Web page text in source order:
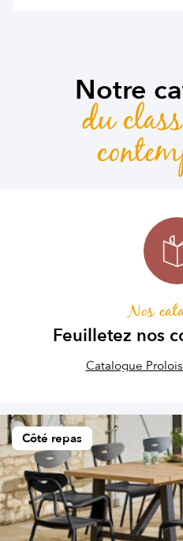
Notre
du
Nos
Feuilletez nos
Catalogue
Côté repas